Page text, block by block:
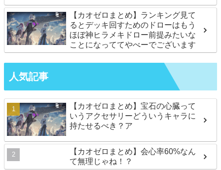
【カオゼロまとめ】ランキング見て
るとデッキ回すためのドローはもう
ほぼ神ヒラメキドロー前提みたいな
ことになっててやべーでございます
人気記事
【カオゼロまとめ】宝石の心臓って
いうアクセサリーどういうキャラに
持たせるべき？ア
【カオゼロまとめ】会心率60%なん
て無理じゃね！？